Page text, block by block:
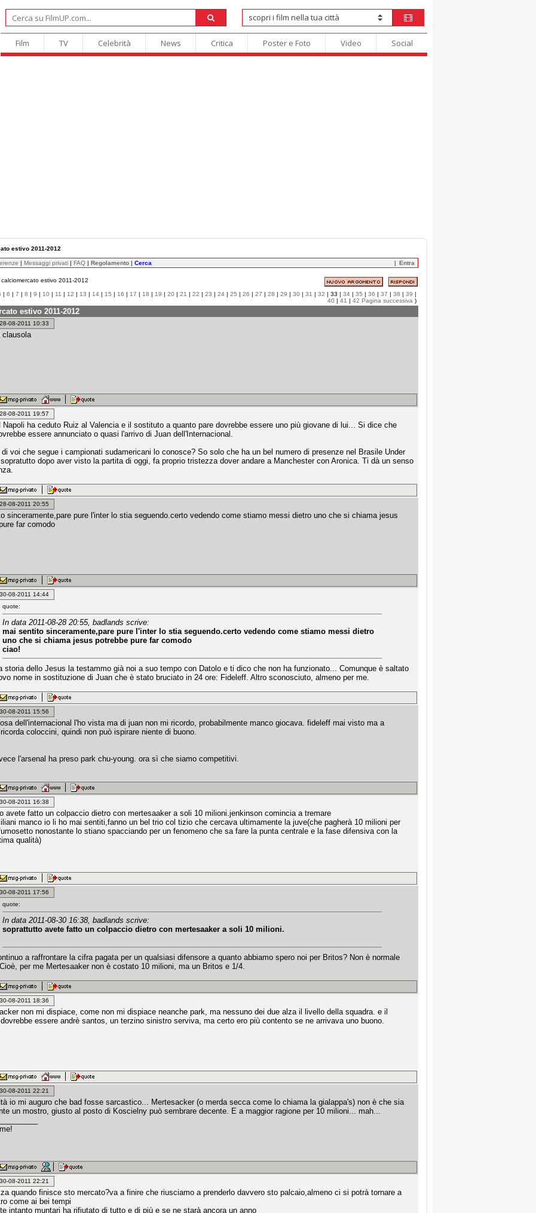
Film TV Celebrità News Critica Poster e Foto Video Social
estivo 2011-2012
| Messaggi privati | FAQ | Regolamento | Cerca Entra
calciomercato estivo 2011-2012
| 6 | 7 | 8 | 9 | 10 | 11 | 12 | 13 | 14 | 15 | 16 | 17 | 18 | 19 | 20 | 21 | 22 | 23 | 24 | 25 | 26 | 27 | 28 | 29 | 30 | 31 | 32 | 33 | 34 | 35 | 36 | 37 | 38 | 39 |
40 | 41 | 42 Pagina successiva )
estivo 2011-2012
08-2011 10:33
clausola
08-2011 19:57
Napoli ha ceduto Ruiz al Valencia e il sostituto a quanto pare dovrebbe essere uno più giovane di lui... Si dice che
essere annunciato o quasi l'arrivo di Juan dell'Internacional.
di voi che segue i campionati sudamericani lo conosce? So solo che ha un bel numero di presenze nel Brasile Under
dopo aver visto la partita di oggi, fa proprio tristezza dover andare a Manchester con Aronica. Ti dà un senso
08-2011 20:55
sinceramente,pare pure l'inter lo stia seguendo.certo vedendo come stiamo messi dietro uno che si chiama jesus
far comodo
08-2011 14:44
quote:
In data 2011-08-28 20:55, badlands scrive:
mai sentito sinceramente,pare pure l'inter lo stia seguendo.certo vedendo come stiamo messi dietro
uno che si chiama jesus potrebbe pure far comodo
ciao!
storia dello Jesus la testammo già noi a suo tempo con Datolo e ti dico che non ha funzionato... Comunque è saltato
nome in sostituzione di Juan che è stato bruciato in 24 ore: Fideleff. Altro sconosciuto, almeno per me.
08-2011 15:56
dell'internacional l'ho vista ma di juan non mi ricordo, probabilmente manco giocava. fideleff mai visto ma a
coloccini, quindi non può ispirare niente di buono.
l'arsenal ha preso park chu-young. ora sì che siamo competitivi.
08-2011 16:38
avete fatto un colpaccio dietro con mertesaaker a soli 10 milioni.jenkinson comincia a tremare
manco io li ho mai sentiti,fanno un bel trio col tizio che cercava ultimamente la juve(che pagherà 10 milioni per
nonostante lo stiano spacciando per un fenomeno che sa fare la punta centrale e la fase difensiva con la
qualità)
08-2011 17:56
quote:
In data 2011-08-30 16:38, badlands scrive:
soprattutto avete fatto un colpaccio dietro con mertesaaker a soli 10 milioni.
a raffrontare la cifra pagata per un qualsiasi difensore a quanto abbiamo spero noi per Britos? Non è normale
per me Mertesaaker non è costato 10 milioni, ma un Britos e 1/4.
08-2011 18:36
non mi dispiace, come non mi dispiace neanche park, ma nessuno dei due alza il livello della squadra. e il
essere andrè santos, un terzino sinistro serviva, ma certo ero più contento se ne arrivava uno buono.
08-2011 22:21
io mi auguro che bad fosse sarcastico... Mertesacker (o merda secca come lo chiama la gialappa's) non è che sia
un mostro, giusto al posto di Koscielny può sembrare decente. E a maggior ragione per 10 milioni... mah...
08-2011 22:21
quando finisce sto mercato?va a finire che riusciamo a prenderlo davvero sto palcaio,almeno ci si potrà tornare a
come ai bei tempi
intanto muntari ha rifiutato di tutto e di più e se ne starà ancora un anno